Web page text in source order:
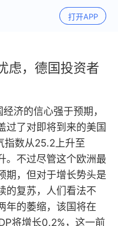
打开APP
虑，德国投资者
济的信心强于预期，
过了对即将到来的美国
指数从25.2上升至
。不过尽管这个欧洲最
期，但对于增长势头是
的复苏，人们看法不
年的萎缩，该国将在
将增长0.2%，这一前